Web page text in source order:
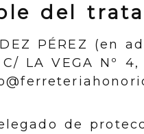
del
PÉREZ (en
C/ LA VEGA Nº 4,
de